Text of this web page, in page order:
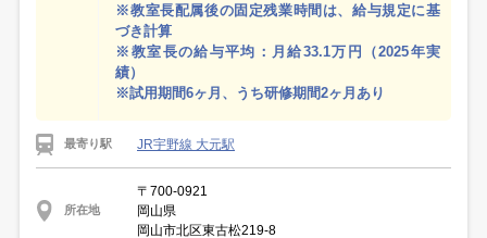
※教室長配属後の固定残業時間は、給与規定に基
づき計算
※教室長の給与平均：月給33.1万円（2025年実
績）
※試用期間6ヶ月、うち研修期間2ヶ月あり
最寄り駅 JR宇野線 大元駅
所在地
〒700-0921
岡山県
岡山市北区東古松219-8